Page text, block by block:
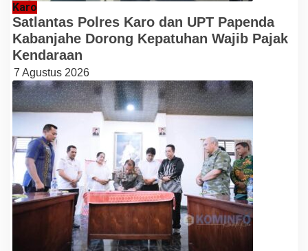
Karo
Satlantas Polres Karo dan UPT Papenda
Kabanjahe Dorong Kepatuhan Wajib Pajak
Kendaraan
7 Agustus 2026